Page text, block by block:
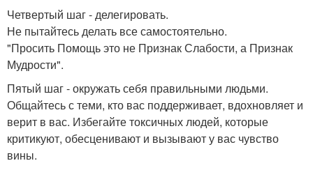
Четвертый шаг - делегировать.
Не пытайтесь делать все самостоятельно.
"Просить Помощь это не Признак Слабости, а Признак
Мудрости".
Пятый шаг - окружать себя правильными людьми.
Общайтесь с теми, кто вас поддерживает, вдохновляет и
верит в вас. Избегайте токсичных людей, которые
критикуют, обесценивают и вызывают у вас чувство
вины.